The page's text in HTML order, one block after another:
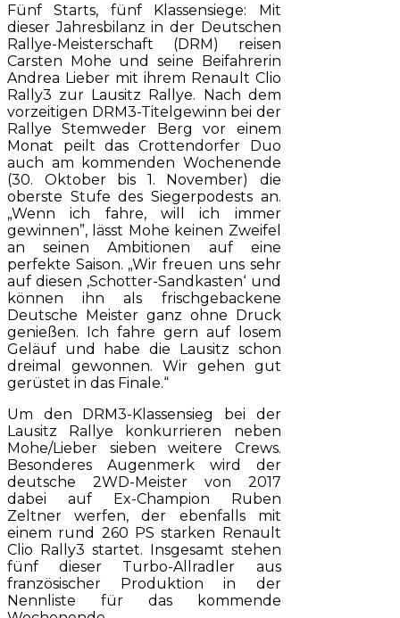
Fünf Starts, fünf Klassensiege: Mit
dieser Jahresbilanz in der Deutschen
Rallye-Meisterschaft (DRM) reisen
Carsten Mohe und seine Beifahrerin
Andrea Lieber mit ihrem Renault Clio
Rally3 zur Lausitz Rallye. Nach dem
vorzeitigen DRM3-Titelgewinn bei der
Rallye Stemweder Berg vor einem
Monat peilt das Crottendorfer Duo
auch am kommenden Wochenende
(30. Oktober bis 1. November) die
oberste Stufe des Siegerpodests an.
„Wenn ich fahre, will ich immer
gewinnen”, lässt Mohe keinen Zweifel
an seinen Ambitionen auf eine
perfekte Saison. „Wir freuen uns sehr
auf diesen ‚Schotter-Sandkasten‘ und
können ihn als frischgebackene
Deutsche Meister ganz ohne Druck
genießen. Ich fahre gern auf losem
Geläuf und habe die Lausitz schon
dreimal gewonnen. Wir gehen gut
gerüstet in das Finale.“
Um den DRM3-Klassensieg bei der
Lausitz Rallye konkurrieren neben
Mohe/Lieber sieben weitere Crews.
Besonderes Augenmerk wird der
deutsche 2WD-Meister von 2017
dabei auf Ex-Champion Ruben
Zeltner werfen, der ebenfalls mit
einem rund 260 PS starken Renault
Clio Rally3 startet. Insgesamt stehen
fünf dieser Turbo-Allradler aus
französischer Produktion in der
Nennliste für das kommende